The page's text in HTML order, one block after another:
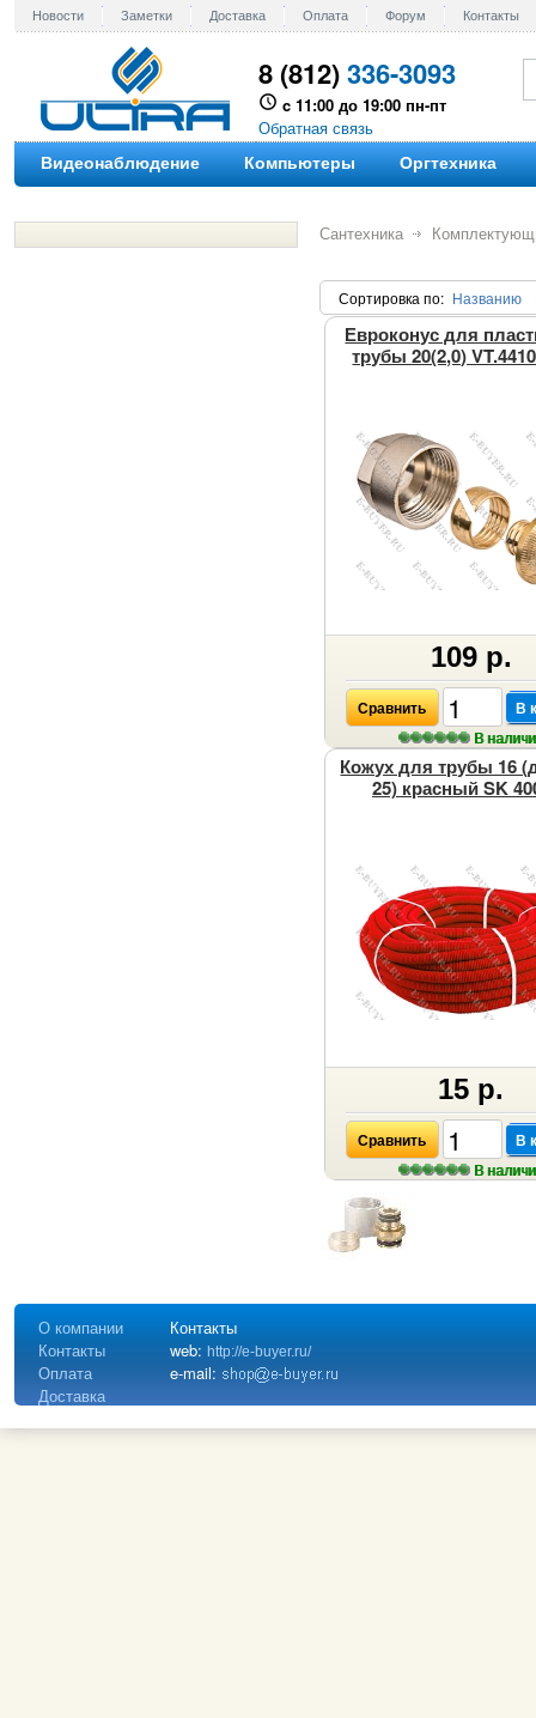
Новости Заметки Доставка Оплата Форум Контакты
8 (812)336-3093
c 11:00 до 19:00 пн-пт
Обратная связь
Видеонаблюдение Компьютеры Оргтехника
Сантехника
Сортировка по: Названию
Евроконус для
трубы 20(2,0)
109 р.
Сравнить В
В
Кожух для трубы 16
25) красный SK
15 р.
Сравнить В
В
О компании
Контакты
Оплата
Доставка
Контакты
web: http://e-buyer.ru/
e-mail: